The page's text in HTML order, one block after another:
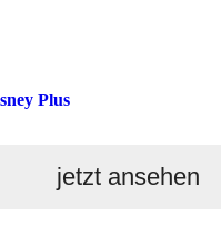
Plus
jetzt ansehen